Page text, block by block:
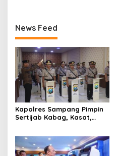
News Feed
Kapolres Sampang Pimpin
Sertijab Kabag, Kasat,